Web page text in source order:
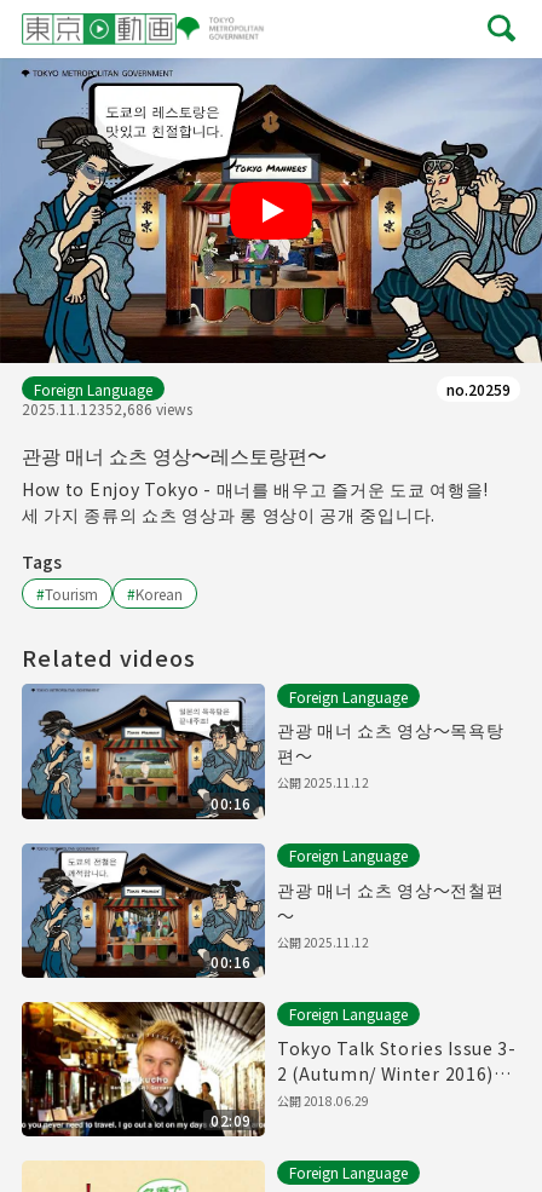
Play
Foreign Language
2025.11.12352,686 views
no.20259
관광 매너 쇼츠 영상～레스토랑편～
How to Enjoy Tokyo - 매너를 배우고 즐거운 도쿄 여행을!
세 가지 종류의 쇼츠 영상과 롱 영상이 공개 중입니다.
Tags
#Tourism #Korean
Related videos
00:16
Foreign Language
관광 매너 쇼츠 영상～목욕탕
편～
公開2025.11.12
00:16
Foreign Language
관광 매너 쇼츠 영상～전철편
～
公開2025.11.12
02:09
Foreign Language
Tokyo Talk Stories Issue 3-
2 (Autumn/ Winter 2016)
Yurakucho, Hiroo, etc.
公開2018.06.29
Foreign Language